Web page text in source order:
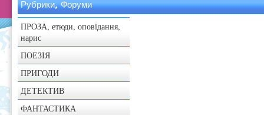
Рубрики, Форуми
ПРОЗА, етюди, оповідання,
нарис
ПОЕЗІЯ
ПРИГОДИ
ДЕТЕКТИВ
ФАНТАСТИКА